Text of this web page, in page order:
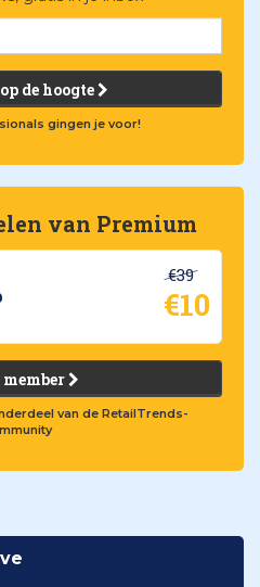
de hoogte
gingen je voor!
van Premium
€39
€10
van de RetailTrends-